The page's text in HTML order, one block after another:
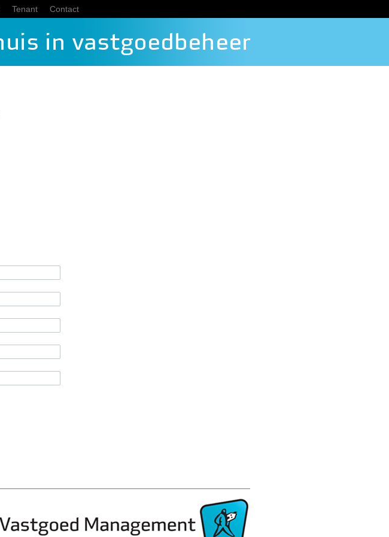
Tenant Contact